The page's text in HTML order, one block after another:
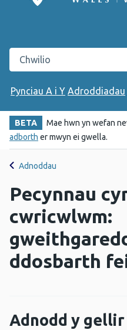
Chwilio gwefan Iechyd
Pynciau A i Y Adroddiadau
BETA
Mae hwn yn wefan
adborth er mwyn ei gwella.
Adnoddau
Pecynnau
cwricwlwm:
ddosbarth
Adnodd y